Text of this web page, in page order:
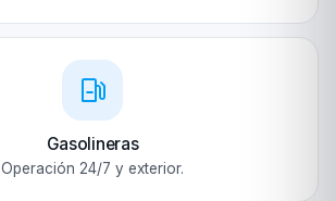
Gasolineras
Operación 24/7 y exterior.